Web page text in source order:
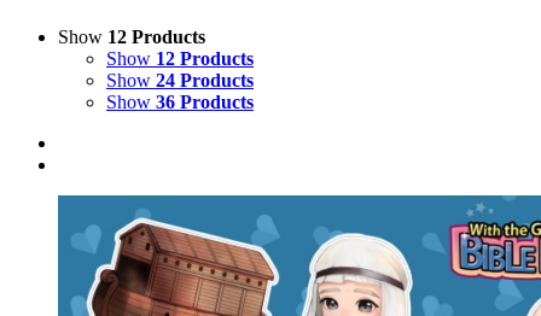
Show 12 Products
Show 12 Products
Show 24 Products
Show 36 Products